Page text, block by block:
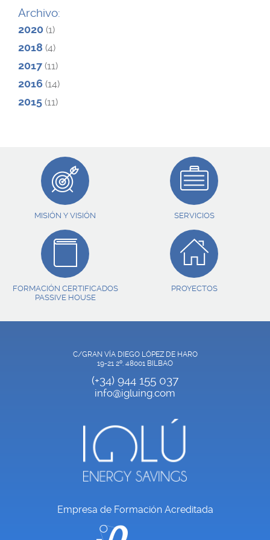
Archivo:
2020 (1)
2018 (4)
2017 (11)
2016 (14)
2015 (11)
MISIÓN Y VISIÓN SERVICIOS
FORMACIÓN CERTIFICADOS
PASSIVE HOUSE
PROYECTOS
C/GRAN VÍA DIEGO LÓPEZ DE HARO
19-21 2º. 48001 BILBAO
(+34) 944 155 037
info@igluing.com
Empresa de Formación Acreditada